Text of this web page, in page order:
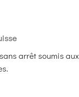
arrêt soumis aux